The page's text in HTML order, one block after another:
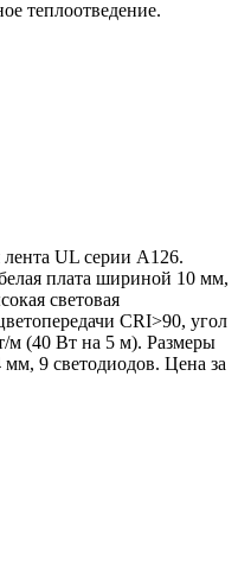
теплоотведение.
UL серии A126.
плата шириной 10 мм,
световая
CRI>90, угол
м (40 Вт на 5 м). Размеры
9 светодиодов. Цена за